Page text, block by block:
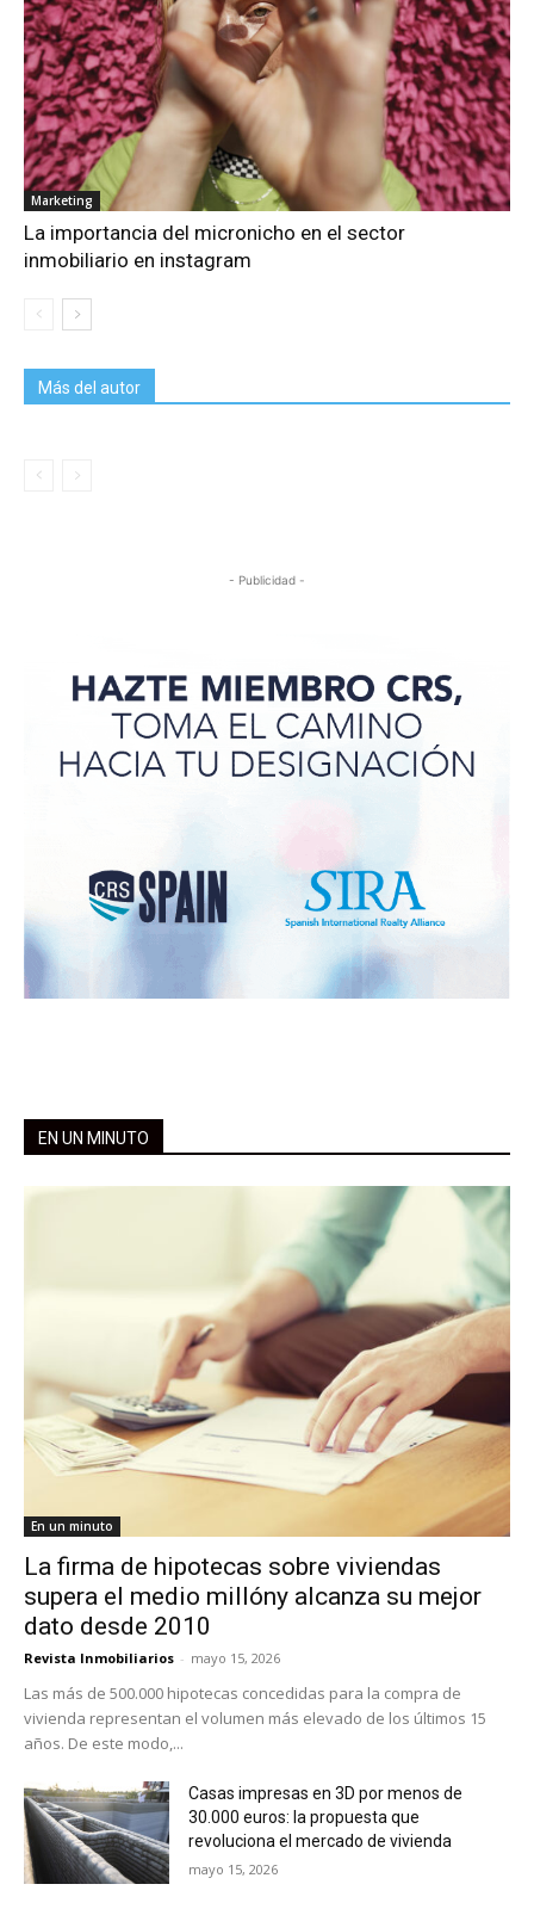
Marketing
La importancia del micronicho en el sector
inmobiliario en instagram
Más del autor
- Publicidad -
EN UN MINUTO
En un minuto
La firma de hipotecas sobre viviendas
supera el medio millóny alcanza su mejor
dato desde 2010
Revista Inmobiliarios - mayo 15, 2026
Las más de 500.000 hipotecas concedidas para la compra de
vivienda representan el volumen más elevado de los últimos 15
años. De este modo,...
Casas impresas en 3D por menos de
30.000 euros: la propuesta que
revoluciona el mercado de vivienda
mayo 15, 2026